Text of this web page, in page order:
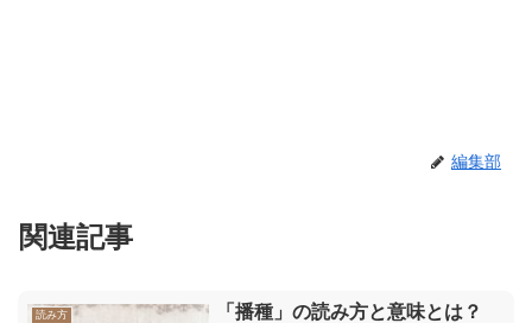
編集部
関連記事
読み方
「播種」の読み方と意味とは？